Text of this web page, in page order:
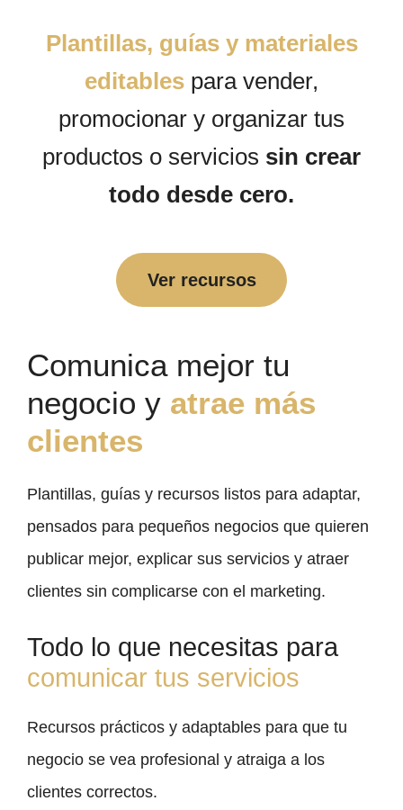
Plantillas, guías y materiales
editables para vender,
promocionar y organizar tus
productos o servicios sin crear
todo desde cero.
Ver recursos
Comunica mejor tu
negocio y atrae más
clientes
Plantillas, guías y recursos listos para adaptar,
pensados para pequeños negocios que quieren
publicar mejor, explicar sus servicios y atraer
clientes sin complicarse con el marketing.
Todo lo que necesitas para
comunicar tus servicios
Recursos prácticos y adaptables para que tu
negocio se vea profesional y atraiga a los
clientes correctos.